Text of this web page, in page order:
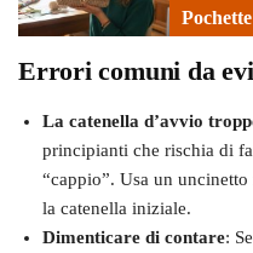
Errori comuni da
La catenella d’avvio
principianti che rischia di
“cappio”. Usa un
la catenella iniziale.
Dimenticare di contare: